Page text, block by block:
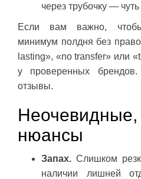
через трубочку —
Если вам важно,
минимум полдня без
lasting», «no transfer» или
у проверенных
отзывы.
нюансы
Запах. Слишком
наличии лишней